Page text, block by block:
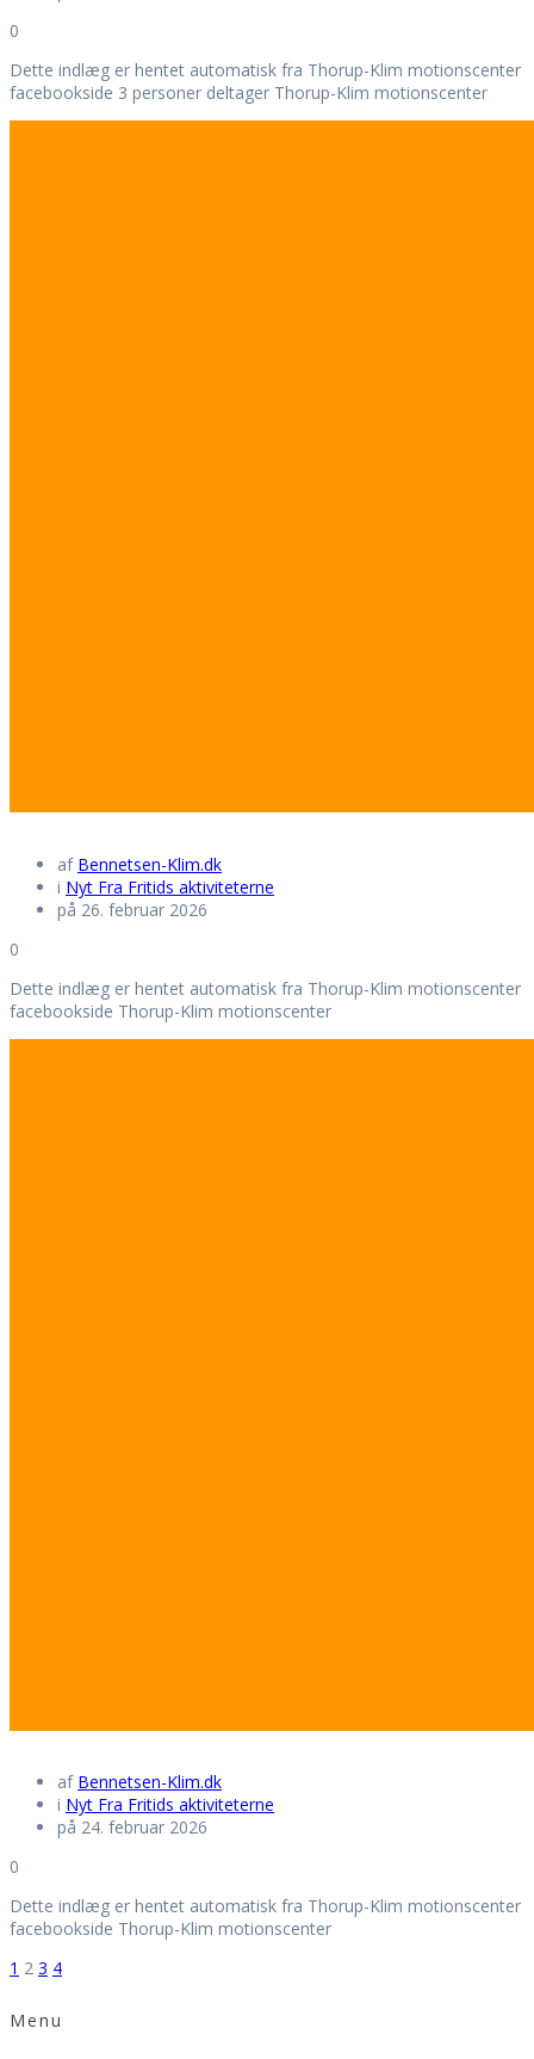
0
Dette indlæg er hentet automatisk fra Thorup-Klim motionscenter
facebookside 3 personer deltager Thorup-Klim motionscenter
af Bennetsen-Klim.dk
i Nyt Fra Fritids aktiviteterne
på 26. februar 2026
0
Dette indlæg er hentet automatisk fra Thorup-Klim motionscenter
facebookside Thorup-Klim motionscenter
af Bennetsen-Klim.dk
i Nyt Fra Fritids aktiviteterne
på 24. februar 2026
0
Dette indlæg er hentet automatisk fra Thorup-Klim motionscenter
facebookside Thorup-Klim motionscenter
Navigation
til
Side
1 Side
2 Side
3 Side
4
Menu